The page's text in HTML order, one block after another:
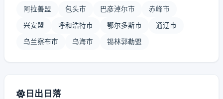
阿拉善盟 包头市 巴彦淖尔市 赤峰市
兴安盟 呼和浩特市 鄂尔多斯市 通辽市
乌兰察布市 乌海市 锡林郭勒盟
日出日落